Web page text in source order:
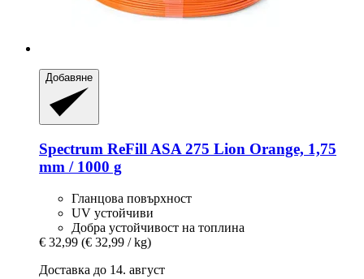
Добавяне
Spectrum ReFill ASA 275 Lion Orange, 1,75
mm / 1000 g
Гланцова повърхност
UV устойчиви
Добра устойчивост на топлина
€ 32,99 (€ 32,99 / kg)
Доставка до 14. август